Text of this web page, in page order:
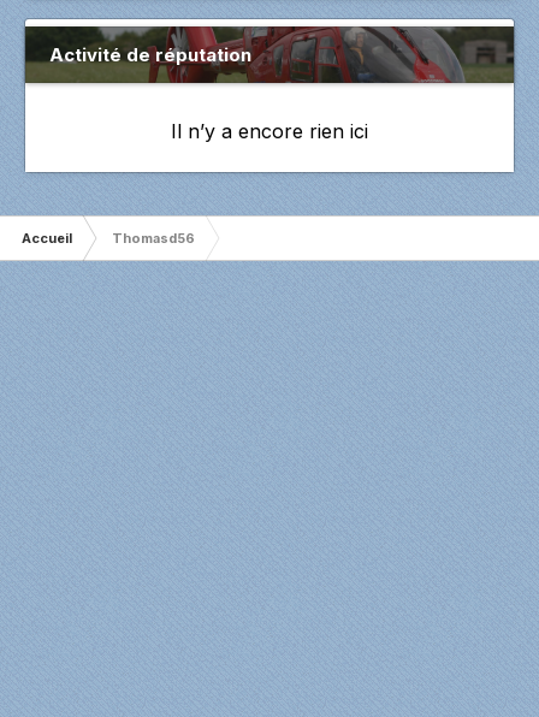
Activité de réputation
Il n’y a encore rien ici
Accueil Thomasd56